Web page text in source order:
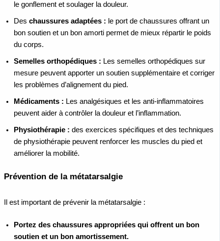
le gonflement et soulager la douleur.
Des chaussures adaptées : le port de chaussures offrant un
bon soutien et un bon amorti permet de mieux répartir le poids
du corps.
Semelles orthopédiques : Les semelles orthopédiques sur
mesure peuvent apporter un soutien supplémentaire et corriger
les problèmes d’alignement du pied.
Médicaments : Les analgésiques et les anti-inflammatoires
peuvent aider à contrôler la douleur et l’inflammation.
Physiothérapie : des exercices spécifiques et des techniques
de physiothérapie peuvent renforcer les muscles du pied et
améliorer la mobilité.
Prévention de la métatarsalgie
Il est important de prévenir la métatarsalgie :
Portez des chaussures appropriées qui offrent un bon
soutien et un bon amortissement.